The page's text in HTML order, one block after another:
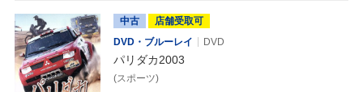
中古
店舗受取可
DVD・ブルーレイ
DVD
パリダカ2003
(スポーツ)